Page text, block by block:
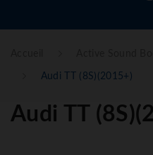
Audi TT (8S)(2015+)
Audi TT